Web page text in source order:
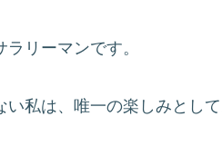
リーマンです。
私は、唯一の楽しみとし